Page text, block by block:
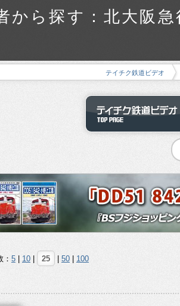
から探す：北大阪
テイチク鉄道ビデオ
5 10 25 50 100